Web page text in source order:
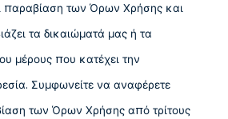
παραβίαση των Όρων Χρήσης και
τα δικαιώματά μας ή τα
μέρους που κατέχει την
Συμφωνείτε να αναφέρετε
των Όρων Χρήσης από τρίτους